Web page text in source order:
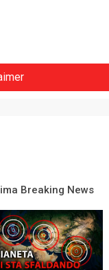
Breaking News